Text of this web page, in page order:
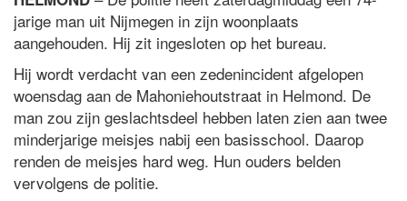
jarige man uit Nijmegen in zijn woonplaats
aangehouden. Hij zit ingesloten op het bureau.
Hij wordt verdacht van een zedenincident afgelopen
woensdag aan de Mahoniehoutstraat in Helmond. De
man zou zijn geslachtsdeel hebben laten zien aan twee
minderjarige meisjes nabij een basisschool. Daarop
renden de meisjes hard weg. Hun ouders belden
vervolgens de politie.